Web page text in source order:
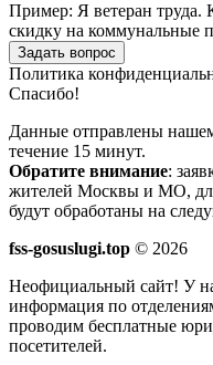
Пример: Я ветеран труда.
скидку на коммунальные
Задать вопрос
Политика
Спасибо!
Данные отправлены
течение 15 минут.
Обратите внимание:
жителей Москвы и МО,
будут обработаны на
fss-gosuslugi.top © 2026
Неофициальный сайт! У
информация по
проводим бесплатные
посетителей.